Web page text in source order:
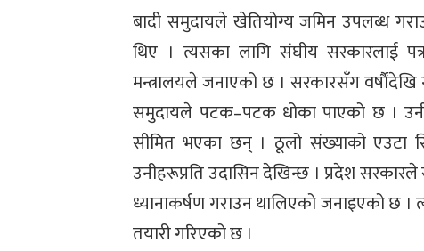
बादी समुदायले खेतियोग्य जमिन उपलब्ध
थिए । त्यसका लागि संघीय सरकारलाई
मन्त्रालयले जनाएको छ । सरकारसँग
समुदायले पटक–पटक धोका पाएको छ ।
सीमित भएका छन् । ठूलो संख्याको एउटा
उनीहरूप्रति उदासिन देखिन्छ । प्रदेश
ध्यानाकर्षण गराउन थालिएको जनाइएको छ ।
तयारी गरिएको छ ।